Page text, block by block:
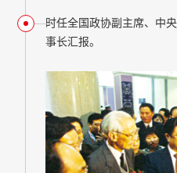
时任全国政协副主席、中
事长汇报。